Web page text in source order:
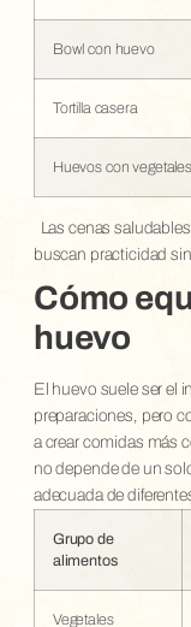
Bowl con huevo
Tortilla casera
Huevos con vegetales
Las cenas
buscan practicidad
Cómo
huevo
El huevo suele ser el
preparaciones, pero
a crear comidas más
no depende de un
adecuada de
Grupo de
alimentos
Vegetales